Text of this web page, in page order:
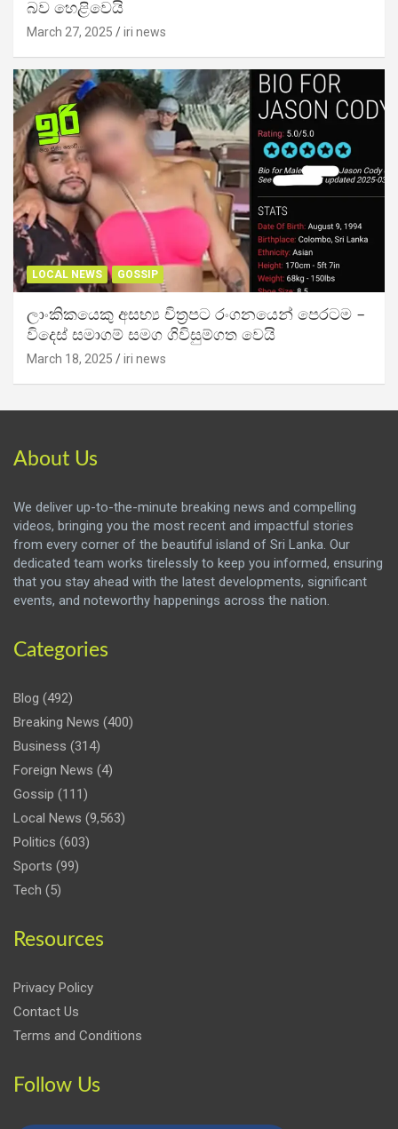
බව හෙළිවෙයි
March 27, 2025 iri news
LOCAL NEWS GOSSIP
ලාංකිකයෙකු අසභ්‍ය චිත්‍රපට රංගනයෙන් පෙරටම –
විදෙස් සමාගම් සමග ගිවිසුම්ගත වෙයි
March 18, 2025 iri news
About Us
We deliver up-to-the-minute breaking news and compelling
videos, bringing you the most recent and impactful stories
from every corner of the beautiful island of Sri Lanka. Our
dedicated team works tirelessly to keep you informed, ensuring
that you stay ahead with the latest developments, significant
events, and noteworthy happenings across the nation.
Categories
Blog (492)
Breaking News (400)
Business (314)
Foreign News (4)
Gossip (111)
Local News (9,563)
Politics (603)
Sports (99)
Tech (5)
Resources
Privacy Policy
Contact Us
Terms and Conditions
Follow Us